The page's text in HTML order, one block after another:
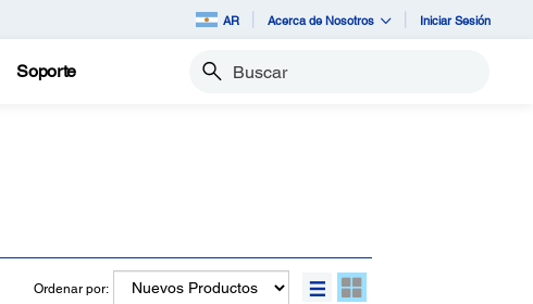
AR Acerca de Nosotros Iniciar Sesión
Soporte Buscar
Ordenar por: